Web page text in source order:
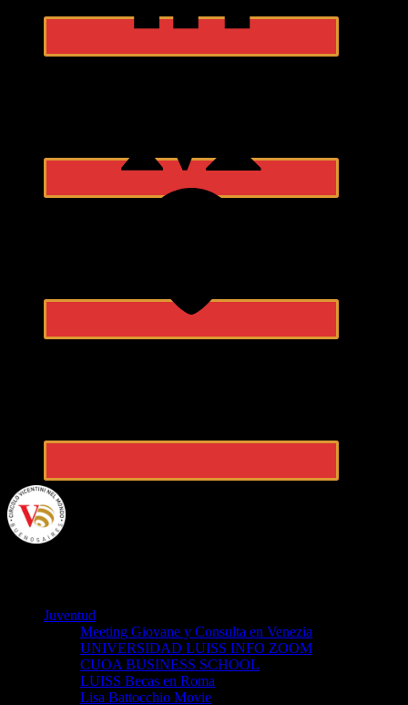
Juventud
Meeting Giovane y Consulta en Venezia
UNIVERSIDAD LUISS INFO ZOOM
CUOA BUSINESS SCHOOL
LUISS Becas en Roma
Lisa Battocchio Movie